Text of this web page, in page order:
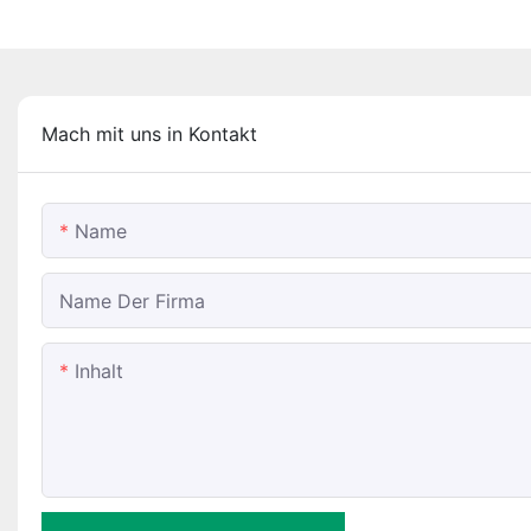
Mach mit uns in Kontakt
Name
Name Der Firma
Inhalt